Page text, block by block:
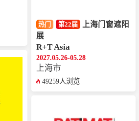
热门 第22届
上海门窗遮阳
展
R+T Asia
2027.05.26-05.28
上海市
49259人浏览